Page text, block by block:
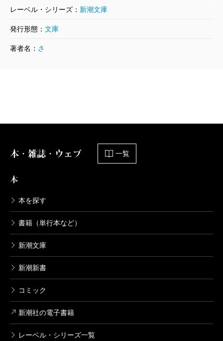
レーベル・シリーズ： 新潮文庫
発行形態： 文庫
著者名： さ
本・雑誌・ウェブ 一覧
本
本を探す
書籍（単行本など）
新潮文庫
新潮新書
コミック
新潮社の電子書籍
レーベル・シリーズ一覧